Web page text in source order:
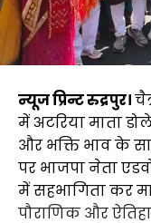
न्यूज प्रिन्टरुद्रपुर।
में अटरिया माता डोले
और भक्ति भाव के
पर भाजपा नेता
में सहभागिता कर
पौराणिक और